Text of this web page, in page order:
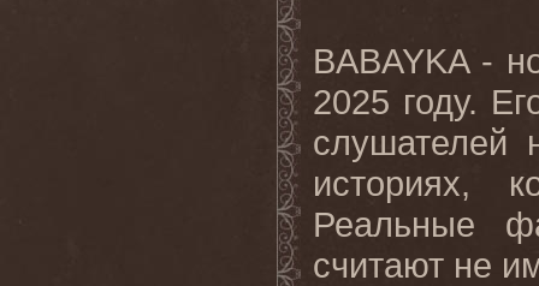
BABAYKA -
2025 году.
слушателей
историях,
Реальные
считают не